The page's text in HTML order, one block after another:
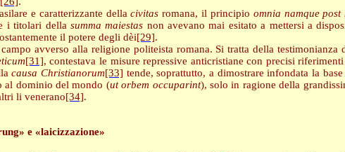
e caratterizzante dellacivitas romana, il principio omnia namque
i titolari della summa maiestas non avevano mai esitato a mettersi a
il potere degli dèi[29].
avverso alla religione politeista romana. Si tratta della testimonianza
[31], contestava le misure repressive anticristiane con precisi
causa Christianorum[33] tende, soprattutto, a dimostrare infondata la
al dominio del mondo (ut orbem occuparint), solo in ragione della
li venerano[34].
e «laicizzazione»